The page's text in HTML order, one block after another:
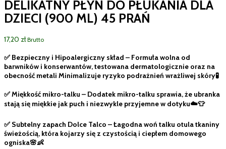
DELIKATNY PŁYN DO PŁUKANIA DLA
DZIECI (900 ML) 45 PRAŃ
17,20 zł Brutto
✅ Bezpieczny i Hipoalergiczny skład – Formuła wolna od
barwników i konserwantów, testowana dermatologicznie oraz na
obecność metali Minimalizuje ryzyko podrażnień wrażliwej skóry🧪
✅ Miękkość mikro-talku – Dodatek mikro-talku sprawia, że ubranka
stają się miękkie jak puch i niezwykle przyjemne w dotyku☁️👕
✅ Subtelny zapach Dolce Talco – Łagodna woń talku otula tkaniny
świeżością, która kojarzy się z czystością i ciepłem domowego
ogniska🌸👶